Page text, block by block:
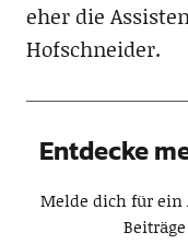
eher die
Hofschneider.
Entdecke
Melde dich für ein